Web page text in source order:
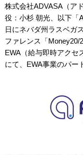
株式会社ADVASA（ア
役：小杉 朝光、以下「
日にネバダ州ラスベガ
ファレンス「Money20/
EWA（給与即時アクセ
にて、EWA事業のパー